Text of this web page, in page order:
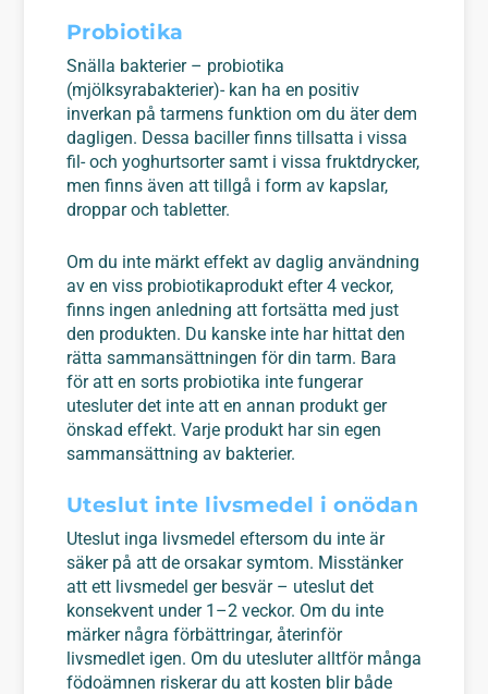
Probiotika
Snälla bakterier – probiotika
(mjölksyrabakterier)- kan ha en positiv
inverkan på tarmens funktion om du äter dem
dagligen. Dessa baciller finns tillsatta i vissa
fil- och yoghurtsorter samt i vissa fruktdrycker,
men finns även att tillgå i form av kapslar,
droppar och tabletter.
Om du inte märkt effekt av daglig användning
av en viss probiotikaprodukt efter 4 veckor,
finns ingen anledning att fortsätta med just
den produkten. Du kanske inte har hittat den
rätta sammansättningen för din tarm. Bara
för att en sorts probiotika inte fungerar
utesluter det inte att en annan produkt ger
önskad effekt. Varje produkt har sin egen
sammansättning av bakterier.
Uteslut inte livsmedel i onödan
Uteslut inga livsmedel eftersom du inte är
säker på att de orsakar symtom. Misstänker
att ett livsmedel ger besvär – uteslut det
konsekvent under 1–2 veckor. Om du inte
märker några förbättringar, återinför
livsmedlet igen. Om du utesluter alltför många
födoämnen riskerar du att kosten blir både